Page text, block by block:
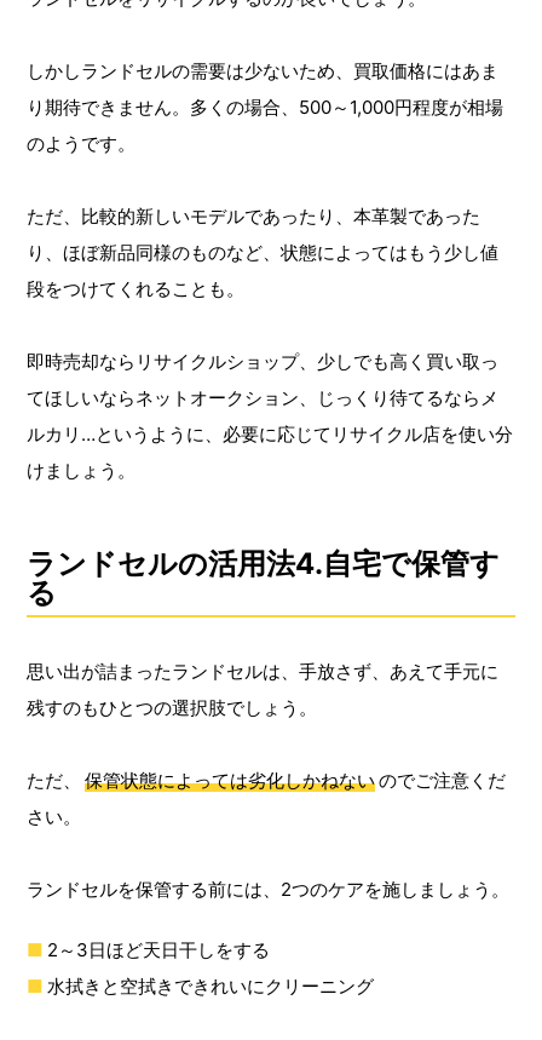
しかしランドセルの需要は少ないため、買取価格にはあま
り期待できません。多くの場合、500～1,000円程度が相場
のようです。
ただ、比較的新しいモデルであったり、本革製であった
り、ほぼ新品同様のものなど、状態によってはもう少し値
段をつけてくれることも。
即時売却ならリサイクルショップ、少しでも高く買い取っ
てほしいならネットオークション、じっくり待てるならメ
ルカリ…というように、必要に応じてリサイクル店を使い分
けましょう。
ランドセルの活用法4.自宅で保管す
る
思い出が詰まったランドセルは、手放さず、あえて手元に
残すのもひとつの選択肢でしょう。
ただ、 保管状態によっては劣化しかねないのでご注意くだ
さい。
ランドセルを保管する前には、2つのケアを施しましょう。
2～3日ほど天日干しをする
水拭きと空拭きできれいにクリーニング